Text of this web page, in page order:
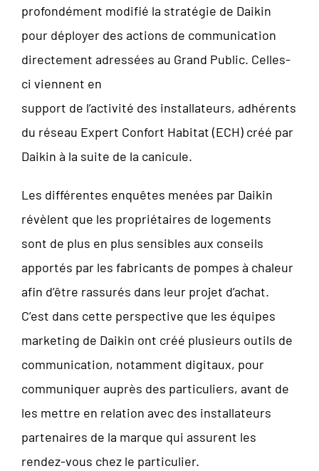
profondément modifié la stratégie de Daikin
pour déployer des actions de communication
directement adressées au Grand Public. Celles-
ci viennent en
support de l’activité des installateurs, adhérents
du réseau Expert Confort Habitat (ECH) créé par
Daikin à la suite de la canicule.
Les différentes enquêtes menées par Daikin
révèlent que les propriétaires de logements
sont de plus en plus sensibles aux conseils
apportés par les fabricants de pompes à chaleur
afin d’être rassurés dans leur projet d’achat.
C’est dans cette perspective que les équipes
marketing de Daikin ont créé plusieurs outils de
communication, notamment digitaux, pour
communiquer auprès des particuliers, avant de
les mettre en relation avec des installateurs
partenaires de la marque qui assurent les
rendez-vous chez le particulier.